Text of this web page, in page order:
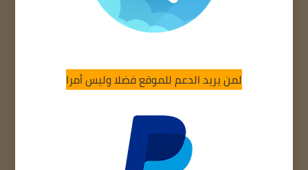
لمن يريد الدعم للموقع فضلا وليس أمرا